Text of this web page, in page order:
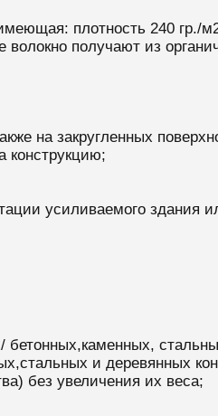
плотность 240 гр./
получают из
на закругленных
конструкцию;
усиливаемого здания
и деревянных
без увеличения их веса;